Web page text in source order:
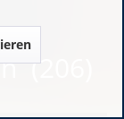
(206)